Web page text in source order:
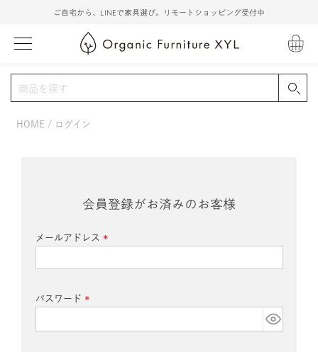
ご自宅から、LINEで家具選び。リモートショッピング受付中
HOME ログイン
会員登録がお済みのお客様
メールアドレス
須)
パスワード
須)